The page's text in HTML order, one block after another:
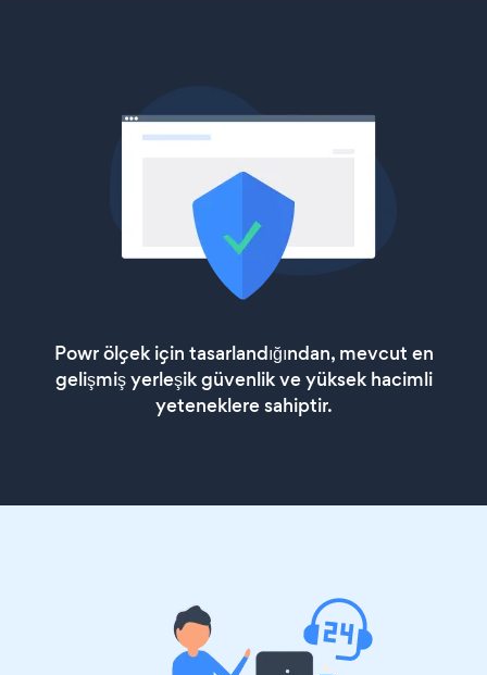
Powr ölçek için tasarlandığından, mevcut en
gelişmiş yerleşik güvenlik ve yüksek hacimli
yeteneklere sahiptir.